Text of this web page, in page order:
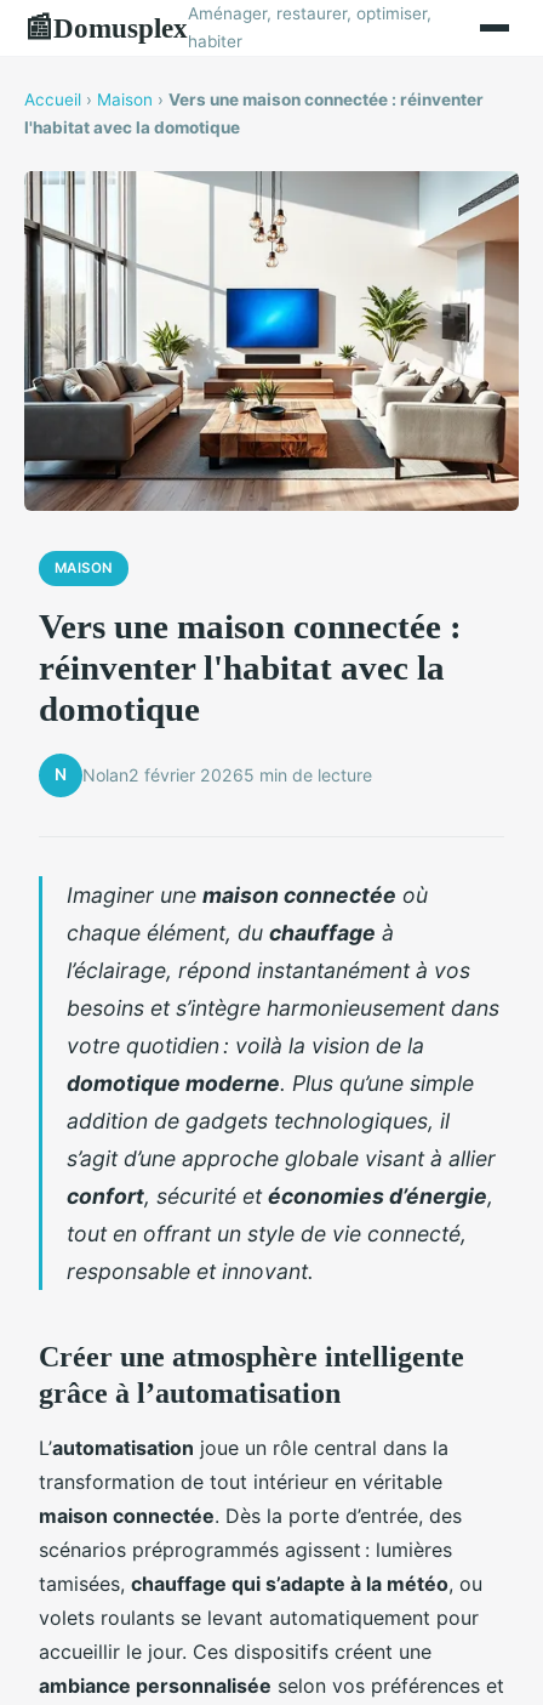
📰DomusplexAménager, restaurer, optimiser,
habiter
Accueil › Maison › Vers une maison connectée : réinventer
l'habitat avec la domotique
MAISON
Vers une maison connectée :
réinventer l'habitat avec la
domotique
N Nolan2 février 20265 min de lecture
Imaginer une maison connectée où
chaque élément, du chauffage à
l’éclairage, répond instantanément à vos
besoins et s’intègre harmonieusement dans
votre quotidien : voilà la vision de la
domotique moderne. Plus qu’une simple
addition de gadgets technologiques, il
s’agit d’une approche globale visant à allier
confort, sécurité etéconomies d’énergie,
tout en offrant un style de vie connecté,
responsable et innovant.
Créer une atmosphère intelligente
grâce à l’automatisation
L’automatisation joue un rôle central dans la
transformation de tout intérieur en véritable
maison connectée. Dès la porte d’entrée, des
scénarios préprogrammés agissent : lumières
tamisées, chauffage qui s’adapte à la météo, ou
volets roulants se levant automatiquement pour
accueillir le jour. Ces dispositifs créent une
ambiance personnalisée selon vos préférences et